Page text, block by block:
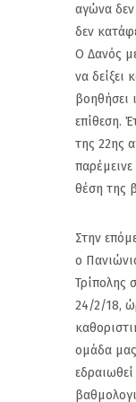
αγώνα δεν
δεν
Ο Δανός
να δείξει
βοηθήσει
επίθεση.
της 22ης
θέση της
Στην
ο
Τρίπολης
24/2/18,
ομάδα